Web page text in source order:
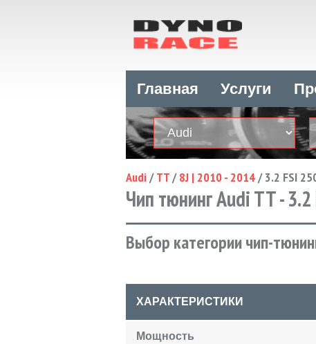
Главная Услуги
Audi/TT/8J | 2010 - 2014/3.2 FSI
Чип тюнинг Audi TT - 3.2
Выбор категории чип-
ХАРАКТЕРИСТИКИ
Мощность